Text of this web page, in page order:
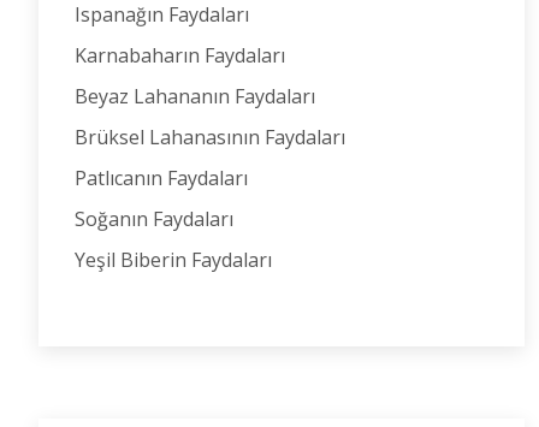
Ispanağın Faydaları
Karnabaharın Faydaları
Beyaz Lahananın Faydaları
Brüksel Lahanasının Faydaları
Patlıcanın Faydaları
Soğanın Faydaları
Yeşil Biberin Faydaları